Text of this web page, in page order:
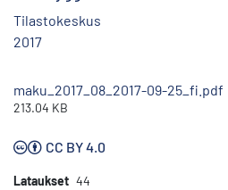
Tilastokeskus
2017
maku_2017_08_2017-09-25_fi.pdf
213.04 KB
CC BY 4.0
Lataukset 44